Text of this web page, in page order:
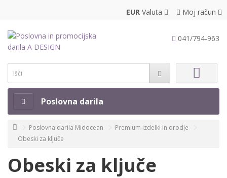
EUR Valuta Moj račun
041/794-963
Poslovna darila
Poslovna darila Midocean
Premium izdelki in orodje
Obeski za ključe
Obeski za ključe